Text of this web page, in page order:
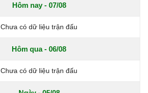
Hôm nay - 07/08
Chưa có dữ liệu trận đấu
Hôm qua - 06/08
Chưa có dữ liệu trận đấu